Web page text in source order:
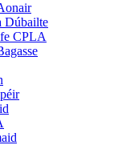
Dúbailte
CPLA